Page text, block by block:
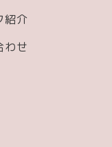
紹介
わせ